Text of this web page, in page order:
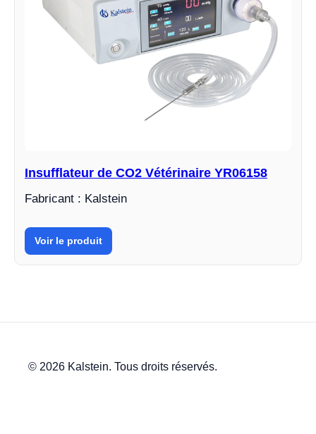
Insufflateur de CO2 Vétérinaire YR06158
Fabricant : Kalstein
Voir le produit
© 2026 Kalstein. Tous droits réservés.